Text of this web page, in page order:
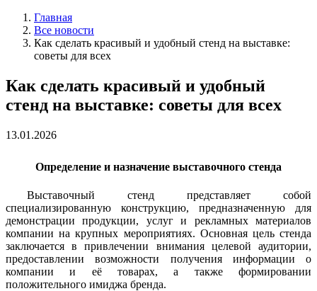
Главная
Все новости
Как сделать красивый и удобный стенд на выставке:
советы для всех
Как сделать красивый и удобный
стенд на выставке: советы для всех
13.01.2026
Определение и назначение выставочного стенда
Выставочный стенд представляет собой
специализированную конструкцию, предназначенную для
демонстрации продукции, услуг и рекламных материалов
компании на крупных мероприятиях. Основная цель стенда
заключается в привлечении внимания целевой аудитории,
предоставлении возможности получения информации о
компании и её товарах, а также формировании
положительного имиджа бренда.